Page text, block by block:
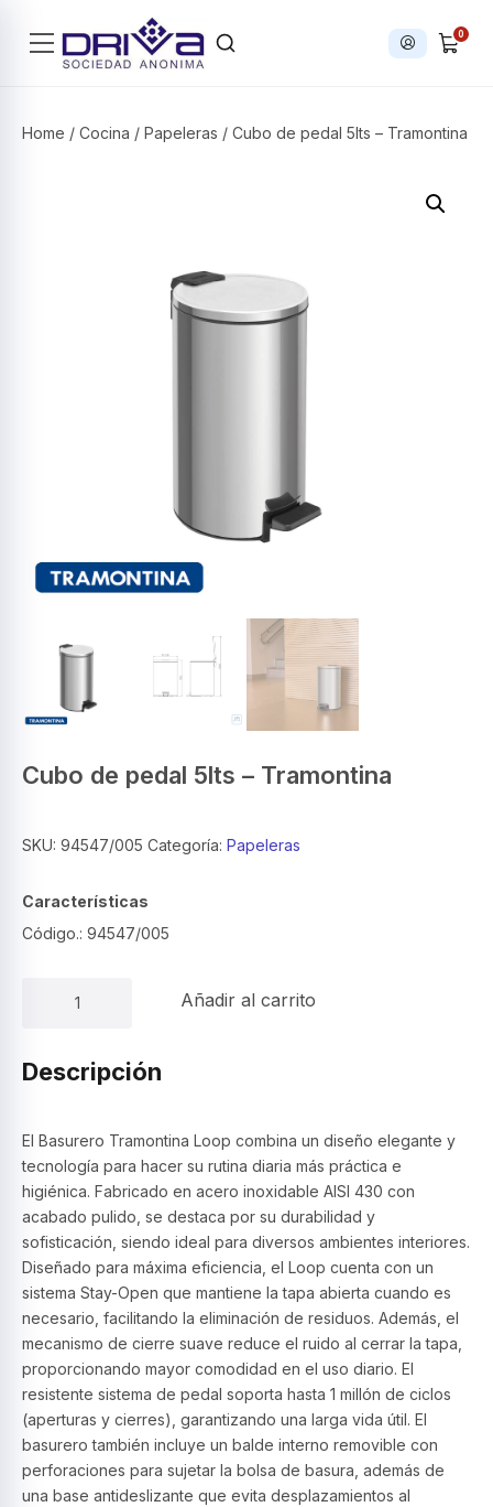
Iniciar
0
Home / Cocina / Papeleras / Cubo de pedal 5lts – Tramontina
Cubo de pedal 5lts – Tramontina
SKU: 94547/005 Categoría: Papeleras
Características
Código.: 94547/005
–
Añadir al carrito
Descripción
El Basurero Tramontina Loop combina un diseño elegante y
tecnología para hacer su rutina diaria más práctica e
higiénica. Fabricado en acero inoxidable AISI 430 con
acabado pulido, se destaca por su durabilidad y
sofisticación, siendo ideal para diversos ambientes interiores.
Diseñado para máxima eficiencia, el Loop cuenta con un
sistema Stay-Open que mantiene la tapa abierta cuando es
necesario, facilitando la eliminación de residuos. Además, el
mecanismo de cierre suave reduce el ruido al cerrar la tapa,
proporcionando mayor comodidad en el uso diario. El
resistente sistema de pedal soporta hasta 1 millón de ciclos
(aperturas y cierres), garantizando una larga vida útil. El
basurero también incluye un balde interno removible con
perforaciones para sujetar la bolsa de basura, además de
una base antideslizante que evita desplazamientos al